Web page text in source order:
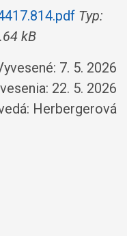
Typ:
kB
7. 5. 2026
22. 5. 2026
Herbergerová